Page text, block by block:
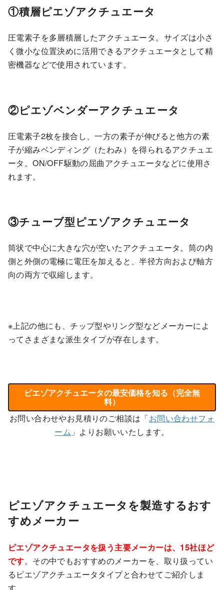
①積層ピエゾアクチュエータ
圧電素子を多層積層したアクチュエータ。サイズは小さ
く微小な位置決めに活用できるアクチュエータとして精
密機器などで使用されています。
②ピエゾベンダーアクチュエータ
圧電素子2枚を接合し、一方の素子が伸びると他方の素
子が縮みベンディング（たわみ）を得られるアクチュエ
ータ。ON/OFF駆動の屈曲アクチュエータなどに使用さ
れます。
③チューブ型ピエゾアクチュエータ
筒状で中心に大きな穴が空いたアクチュエータ。筒の内
側と外側の電極に電圧を加えると、半径方向および軸方
向の両方で収縮します。
※上記の他にも、チップ型やリング型などメーカーによ
ってさまざまな派生タイプが存在します。
ピエゾアクチュエータの最安価格を知る（完全無
料）
お問い合わせやお見積りのご相談は「お問い合わせフォ
ーム 」よりお願いいたします。
ピエゾアクチュエータを製造するおす
すめメーカー
ピエゾアクチュエータを扱う主要メーカーは、15社ほど
です。その中でもおすすめのメーカーを、取り扱ってい
るピエゾアクチュエータタイプと合わせてご紹介しま